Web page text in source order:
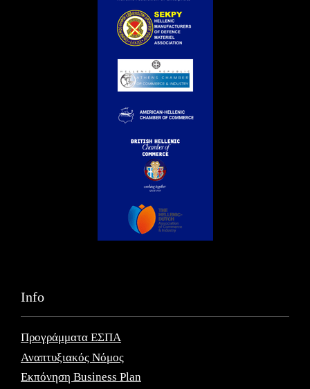
Info
Προγράμματα ΕΣΠΑ
Αναπτυξιακός Νόμος
Εκπόνηση Business Plan